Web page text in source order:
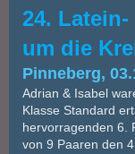
24.
um die
Pinneberg,
Adrian & Isabel
Klasse Standard
hervorragenden 6.
von 9 Paaren den